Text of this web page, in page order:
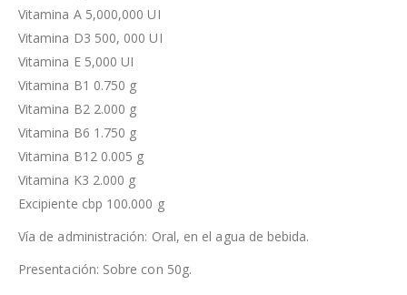
Vitamina A 5,000,000 UI
Vitamina D3 500, 000 UI
Vitamina E 5,000 UI
Vitamina B1 0.750 g
Vitamina B2 2.000 g
Vitamina B6 1.750 g
Vitamina B12 0.005 g
Vitamina K3 2.000 g
Excipiente cbp 100.000 g
Vía de administración: Oral, en el agua de bebida.
Presentación: Sobre con 50g.